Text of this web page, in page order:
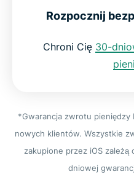
Rozpocznij
Chroni Cię 30-
*Gwarancja zwrotu pieniędzy
nowych klientów. Wszystkie
zakupione przez iOS zależą
dniowej